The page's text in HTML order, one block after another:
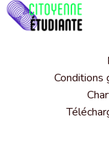
Conditions